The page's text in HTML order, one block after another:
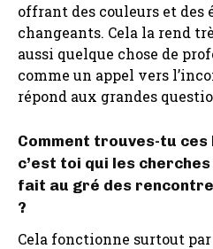
offrant des couleurs et des
changeants. Cela la rend
aussi quelque chose de
comme un appel vers
répond aux grandes
Comment trouves-tu ces
c’est toi qui les
fait au gré des
?
Cela fonctionne surtout